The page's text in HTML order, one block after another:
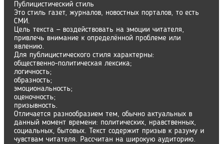
Публицистический стиль
Это стиль газет, журналов, новостных порталов, то есть
СМИ.
Цель текста — воздействовать на эмоции читателя,
привлечь внимание к определённой проблеме или
явлению.
Для публицистического стиля характерны:
общественно-политическая лексика;
логичность;
образность;
эмоциональность;
оценочность;
призывность.
Отличается разнообразием тем, обычно актуальных в
данный момент времени: политических, нравственных,
социальных, бытовых. Текст содержит призыв к разуму и
чувствам читателя. Рассчитан на широкую аудиторию.